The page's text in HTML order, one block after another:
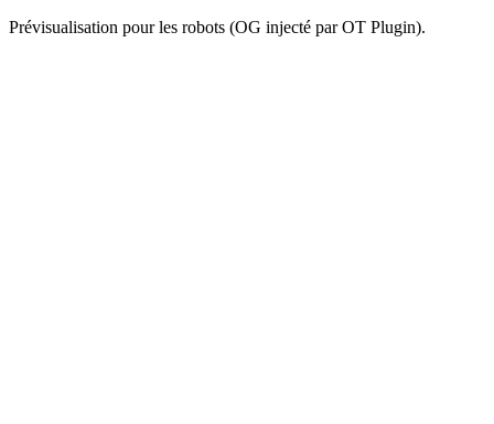
Prévisualisation pour les robots (OG injecté par OT Plugin).